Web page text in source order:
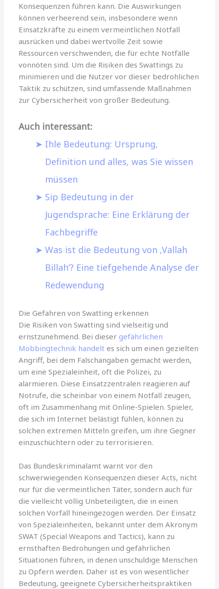
Konsequenzen führen kann. Die Auswirkungen
können verheerend sein, insbesondere wenn
Einsatzkräfte zu einem vermeintlichen Notfall
ausrücken und dabei wertvolle Zeit sowie
Ressourcen verschwenden, die für echte Notfälle
vonnöten sind. Um die Risiken des Swattings zu
minimieren und die Nutzer vor dieser bedrohlichen
Taktik zu schützen, sind umfassende Maßnahmen
zur Cybersicherheit von großer Bedeutung.
Auch interessant:
Ihle Bedeutung: Ursprung,
Definition und alles, was Sie wissen
müssen
Sip Bedeutung in der
Jugendsprache: Eine Erklärung der
Fachbegriffe
Was ist die Bedeutung von ‚Vallah
Billah‘? Eine tiefgehende Analyse der
Redewendung
Die Gefahren von Swatting erkennen
Die Risiken von Swatting sind vielseitig und
ernstzunehmend. Bei diesergefährlichen
Mobbingtechnik handelt es sich um einen gezielten
Angriff, bei dem Falschangaben gemacht werden,
um eine Spezialeinheit, oft die Polizei, zu
alarmieren. Diese Einsatzzentralen reagieren auf
Notrufe, die scheinbar von einem Notfall zeugen,
oft im Zusammenhang mit Online-Spielen. Spieler,
die sich im Internet belästigt fühlen, können zu
solchen extremen Mitteln greifen, um ihre Gegner
einzuschüchtern oder zu terrorisieren.
Das Bundeskriminalamt warnt vor den
schwerwiegenden Konsequenzen dieser Acts, nicht
nur für die vermeintlichen Täter, sondern auch für
die vielleicht völlig Unbeteiligten, die in einen
solchen Vorfall hineingezogen werden. Der Einsatz
von Spezialeinheiten, bekannt unter dem Akronym
SWAT (Special Weapons and Tactics), kann zu
ernsthaften Bedrohungen und gefährlichen
Situationen führen, in denen unschuldige Menschen
zu Opfern werden. Daher ist es von wesentlicher
Bedeutung, geeignete Cybersicherheitspraktiken